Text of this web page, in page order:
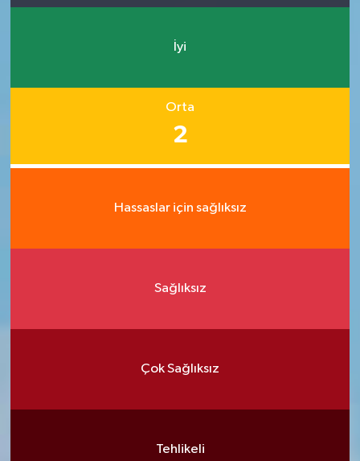
İyi
Orta
2
Hassaslar için sağlıksız
Sağlıksız
Çok Sağlıksız
Tehlikeli